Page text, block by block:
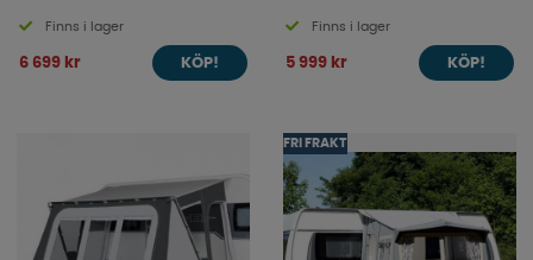
Finns i lager
6 699 kr KÖP!
Finns i lager
5 999 kr KÖP!
FRI FRAKT